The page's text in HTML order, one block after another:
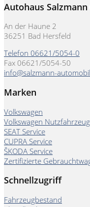
Autohaus Salzmann
An der Haune 2
36251 Bad Hersfeld
Telefon 06621/5054-0
Fax 06621/5054-50
info@salzmann-
Marken
Volkswagen
Volkswagen
SEAT Service
CUPRA Service
ŠKODA Service
Zertifizierte
Schnellzugriff
Fahrzeugbestand